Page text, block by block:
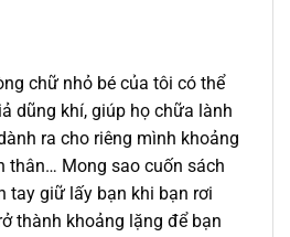
chữ nhỏ bé của tôi có thể
dũng khí, giúp họ chữa lành
ra cho riêng mình khoảng
thân… Mong sao cuốn sách
tay giữ lấy bạn khi bạn rơi
thành khoảng lặng để bạn